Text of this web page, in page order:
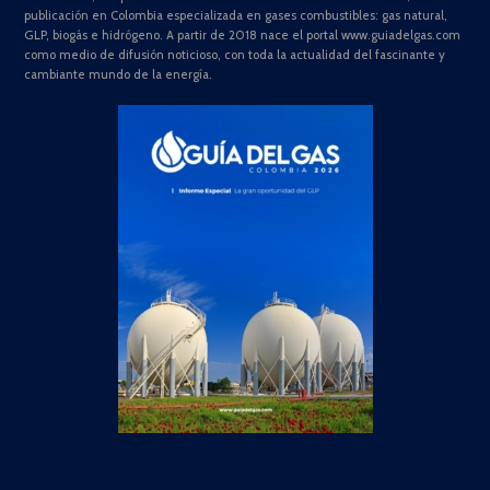
publicación en Colombia especializada en gases combustibles: gas natural,
GLP, biogás e hidrógeno. A partir de 2018 nace el portal www.guiadelgas.com
como medio de difusión noticioso, con toda la actualidad del fascinante y
cambiante mundo de la energía.